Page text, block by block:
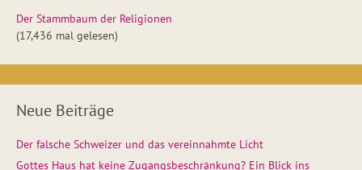
Der Stammbaum der Religionen
(17,436 mal gelesen)
Neue Beiträge
Der falsche Schweizer und das vereinnahmte Licht
Gottes Haus hat keine Zugangsbeschränkung? Ein Blick ins